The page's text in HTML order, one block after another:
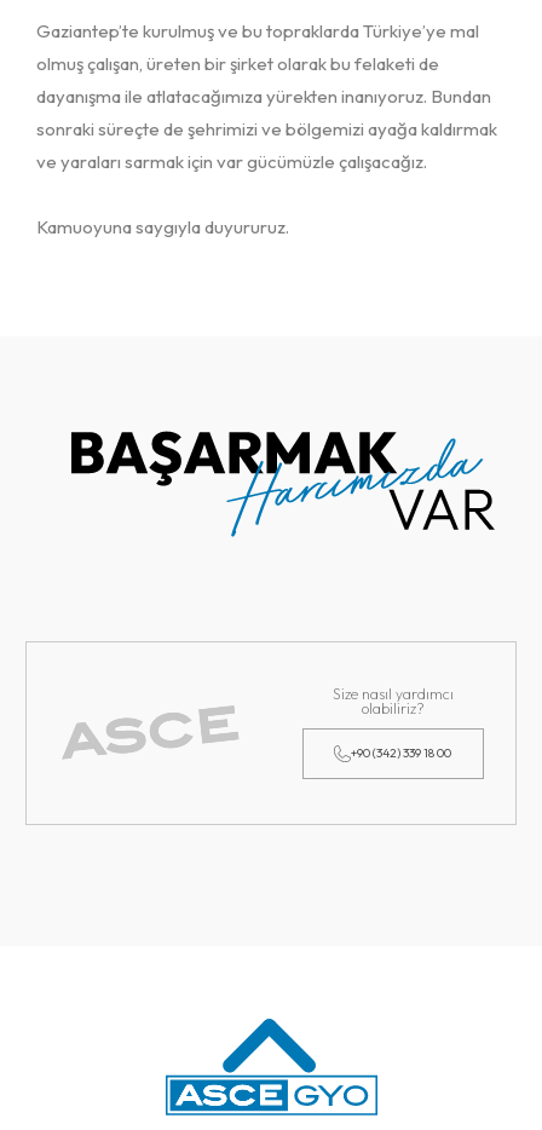
Gaziantep’te kurulmuş ve bu topraklarda Türkiye’ye mal
olmuş çalışan, üreten bir şirket olarak bu felaketi de
dayanışma ile atlatacağımıza yürekten inanıyoruz. Bundan
sonraki süreçte de şehrimizi ve bölgemizi ayağa kaldırmak
ve yaraları sarmak için var gücümüzle çalışacağız.
Kamuoyuna saygıyla duyururuz.
Size nasıl yardımcı
olabiliriz?
+90 (342) 339 18 00